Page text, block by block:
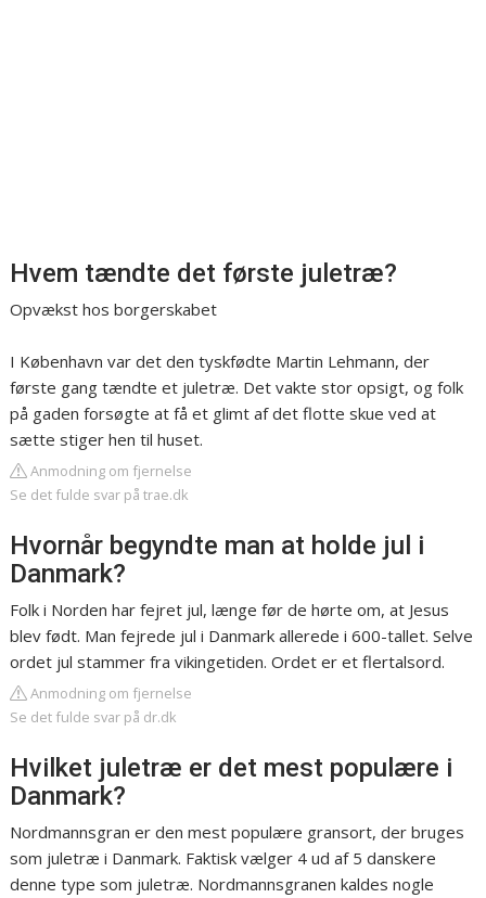
Hvem tændte det første juletræ?
Opvækst hos borgerskabet
I København var det den tyskfødte Martin Lehmann, der
første gang tændte et juletræ. Det vakte stor opsigt, og folk
på gaden forsøgte at få et glimt af det flotte skue ved at
sætte stiger hen til huset.
Anmodning om fjernelse
Se det fulde svar på trae.dk
Hvornår begyndte man at holde jul i
Danmark?
Folk i Norden har fejret jul, længe før de hørte om, at Jesus
blev født. Man fejrede jul i Danmark allerede i 600-tallet. Selve
ordet jul stammer fra vikingetiden. Ordet er et flertalsord.
Anmodning om fjernelse
Se det fulde svar på dr.dk
Hvilket juletræ er det mest populære i
Danmark?
Nordmannsgran er den mest populære gransort, der bruges
som juletræ i Danmark. Faktisk vælger 4 ud af 5 danskere
denne type som juletræ. Nordmannsgranen kaldes nogle